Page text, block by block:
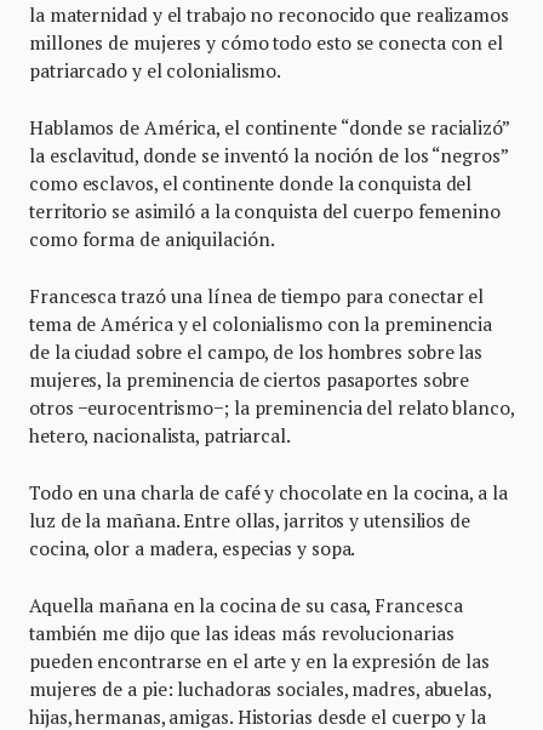
la maternidad y el trabajo no reconocido que realizamos
millones de mujeres y cómo todo esto se conecta con el
patriarcado y el colonialismo.
Hablamos de América, el continente “donde se racializó”
la esclavitud, donde se inventó la noción de los “negros”
como esclavos, el continente donde la conquista del
territorio se asimiló a la conquista del cuerpo femenino
como forma de aniquilación.
Francesca trazó una línea de tiempo para conectar el
tema de América y el colonialismo con la preminencia
de la ciudad sobre el campo, de los hombres sobre las
mujeres, la preminencia de ciertos pasaportes sobre
otros −eurocentrismo−; la preminencia del relato blanco,
hetero, nacionalista, patriarcal.
Todo en una charla de café y chocolate en la cocina, a la
luz de la mañana. Entre ollas, jarritos y utensilios de
cocina, olor a madera, especias y sopa.
Aquella mañana en la cocina de su casa, Francesca
también me dijo que las ideas más revolucionarias
pueden encontrarse en el arte y en la expresión de las
mujeres de a pie: luchadoras sociales, madres, abuelas,
hijas, hermanas, amigas. Historias desde el cuerpo y la